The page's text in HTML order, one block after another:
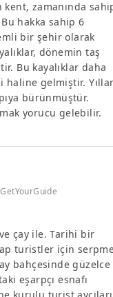
zamanında
hakka sahip 6
bir şehir olarak
dönemin taş
Bu kayalıklar daha
haline gelmiştir.
bürünmüştür.
yorucu gelebilir.
çay ile. Tarihi bir
turistler için
bahçesinde güzelce
eşarpçı esnafı